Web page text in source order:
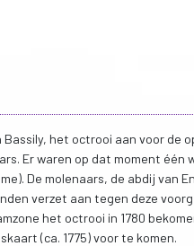
Bassily, het octrooi aan voor de
Er waren op dat moment één
De molenaars, de abdij van
verzet aan tegen deze
het octrooi in 1780
(ca. 1775) voor te komen.